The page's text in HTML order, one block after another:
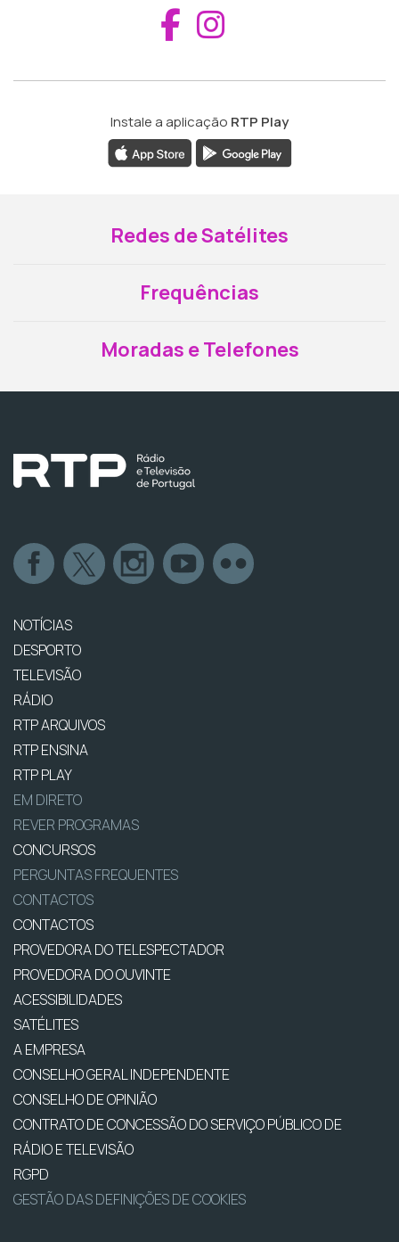
Aceder ao
Instale a aplicação RTP Play
Redes de Satélites
Frequências
Moradas e Telefones
NOTÍCIAS
DESPORTO
TELEVISÃO
RÁDIO
RTP ARQUIVOS
RTP ENSINA
RTP PLAY
EM DIRETO
REVER PROGRAMAS
CONCURSOS
PERGUNTAS FREQUENTES
CONTACTOS
CONTACTOS
PROVEDORA DO TELESPECTADOR
PROVEDORA DO OUVINTE
ACESSIBILIDADES
SATÉLITES
A EMPRESA
CONSELHO GERAL INDEPENDENTE
CONSELHO DE OPINIÃO
CONTRATO DE CONCESSÃO DO SERVIÇO PÚBLICO DE
RÁDIO E TELEVISÃO
RGPD
GESTÃO DAS DEFINIÇÕES DE COOKIES